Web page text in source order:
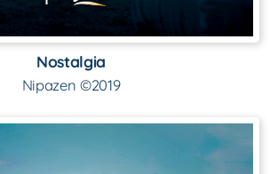
Nostalgia
Nipazen ©2019